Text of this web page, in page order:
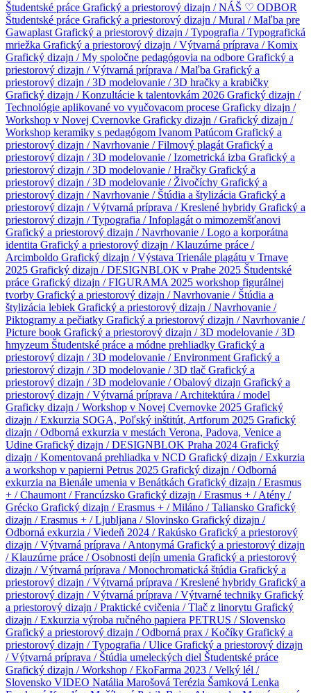
Študentské práce Grafický a priestorový dizajn / NÁŠ ♡ ODBOR
Študentské práce Grafický a priestorový dizajn / Mural / Maľba pre
Gawaplast Grafický a priestorový dizajn / Typografia / Typografická
mriežka Grafický a priestorový dizajn / Výtvarná príprava / Komix
Grafický dizajn / My spoločne pedagógovia na odbore Grafický a
priestorový dizajn / Výtvarná príprava / Maľba Grafický a
priestorový dizajn / 3D modelovanie / 3D hračky a krabičky
Grafický dizajn / Konzultácie k talentovkám 2026 Grafický dizajn /
Technológie aplikované vo vyučovacom procese Graficky dizajn /
Workshop v Novej Cvernovke Graficky dizajn /Grafický dizajn /
Workshop keramiky s pedagógom Ivanom Patúcom Grafický a
priestorový dizajn / Navrhovanie / Filmový plagát Grafický a
priestorový dizajn / 3D modelovanie / Izometrická izba Grafický a
priestorový dizajn / 3D modelovanie / Hračky Grafický a
priestorový dizajn / 3D modelovanie / Živočíchy Grafický a
priestorový dizajn / Navrhovanie / Štúdia a štylizácia Grafický a
priestorový dizajn / Výtvarná príprava / Kreslené hybridy Grafický a
priestorový dizajn / Typografia / Infoplagát o mimozemšťanovi
Grafický a priestorový dizajn / Navrhovanie / Logo a korporátna
identita Grafický a priestorový dizajn / Klauzúrne práce /
Arcimboldo Grafický dizajn / Výstava Trienále plagátu v Trnave
2025 Grafický dizajn / DESIGNBLOK v Prahe 2025 Študentské
práce Grafický dizajn / FIGURAMA 2025 workshop figurálnej
tvorby Grafický a priestorový dizajn / Navrhovanie / Štúdia a
štylizácia lebiek Grafický a priestorový dizajn / Navrhovanie /
Piktogramy a pečiatky Grafický a priestorový dizajn / Navrhovanie /
Picture book Grafický a priestorový dizajn / 3D modelovanie / 3D
hmyzeum Študentské práce a módne prehliadky Grafický a
priestorový dizajn / 3D modelovanie / Environment Grafický a
priestorový dizajn / 3D modelovanie / 3D tlač Grafický a
priestorový dizajn / 3D modelovanie / Obalový dizajn Grafický a
priestorový dizajn / Výtvarná príprava / Architektúra / model
Graficky dizajn / Workshop v Novej Cvernovke 2025 Grafický
dizajn / Exkurzia SOGA, Poľský inštitút, Artforum 2025 Grafický
dizajn / Odborná exkurzia v mestách Verona, Padova, Venice a
Udine Grafický dizajn / DESIGNBLOK Praha 2024 Grafický
dizajn / Komentovaná prehliadka v NCD Grafický dizajn / Exkurzia
a workshop v papierni Petrus 2025 Grafický dizajn / Odborná
exkurzia na Bienále umenia v Benátkách Grafický dizajn / Erasmus
+ / Chaumont / Francúzsko Grafický dizajn / Erasmus + / Atény /
Grécko Grafický dizajn / Erasmus + / Miláno / Taliansko Grafický
dizajn / Erasmus + / Ljubljana / Slovinsko Grafický dizajn /
Odborná exkurzia / Viedeň 2024 / Rakúsko Grafický a priestorový
dizajn / Výtvarná príprava / Antonymá Grafický a priestorový dizajn
/ Klauzúrne práce / Osobnosti dejín umenia Grafický a priestorový
dizajn / Výtvarná príprava / Monochromatická štúdia Grafický a
priestorový dizajn / Výtvarná príprava / Kreslené hybridy Grafický a
priestorový dizajn / Výtvarná príprava / Výtvarné techniky Grafický
a priestorový dizajn / Praktické cvičenia / Tlač z linorytu Grafický
dizajn / Exkurzia výroba ručného papiera PETRUS / Slovensko
Grafický a priestorový dizajn / Odborná prax / Kočíky Grafický a
priestorový dizajn / Typografia / Ulice Grafický a priestorový dizajn
/ Výtvarná príprava / Štúdia umeleckých diel Študentské práce
Grafický dizajn / Workshop / EkoFarma 2023 / Velký lél /
Slovensko VIDEO Natália Marošová Terézia Šamková Lenka